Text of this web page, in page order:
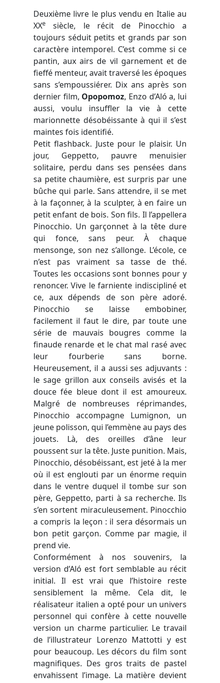
Deuxième livre le plus vendu en Italie au
XXe
siècle, le récit de Pinocchio a
toujours séduit petits et grands par son
caractère intemporel. C’est comme si ce
pantin, aux airs de vil garnement et de
fieffé menteur, avait traversé les époques
sans s’empoussiérer. Dix ans après son
dernier film, Opopomoz, Enzo d’Aló a, lui
aussi, voulu insuffler la vie à cette
marionnette désobéissante à qui il s’est
maintes fois identifié.
Petit flashback. Juste pour le plaisir. Un
jour, Geppetto, pauvre menuisier
solitaire, perdu dans ses pensées dans
sa petite chaumière, est surpris par une
bûche qui parle. Sans attendre, il se met
à la façonner, à la sculpter, à en faire un
petit enfant de bois. Son fils. Il l’appellera
Pinocchio. Un garçonnet à la tête dure
qui fonce, sans peur. À chaque
mensonge, son nez s’allonge. L’école, ce
n’est pas vraiment sa tasse de thé.
Toutes les occasions sont bonnes pour y
renoncer. Vive le farniente indiscipliné et
ce, aux dépends de son père adoré.
Pinocchio se laisse embobiner,
facilement il faut le dire, par toute une
série de mauvais bougres comme la
finaude renarde et le chat mal rasé avec
leur fourberie sans borne.
Heureusement, il a aussi ses adjuvants :
le sage grillon aux conseils avisés et la
douce fée bleue dont il est amoureux.
Malgré de nombreuses réprimandes,
Pinocchio accompagne Lumignon, un
jeune polisson, qui l’emmène au pays des
jouets. Là, des oreilles d’âne leur
poussent sur la tête. Juste punition. Mais,
Pinocchio, désobéissant, est jeté à la mer
où il est englouti par un énorme requin
dans le ventre duquel il tombe sur son
père, Geppetto, parti à sa recherche. Ils
s’en sortent miraculeusement. Pinocchio
a compris la leçon : il sera désormais un
bon petit garçon. Comme par magie, il
prend vie.
Conformément à nos souvenirs, la
version d’Aló est fort semblable au récit
initial. Il est vrai que l’histoire reste
sensiblement la même. Cela dit, le
réalisateur italien a opté pour un univers
personnel qui confère à cette nouvelle
version un charme particulier. Le travail
de l’illustrateur Lorenzo Mattotti y est
pour beaucoup. Les décors du film sont
magnifiques. Des gros traits de pastel
envahissent l’image. La matière devient